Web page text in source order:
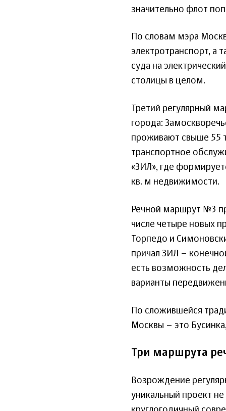
значительно флот
По словам мэра
электротранспорт, а
суда на
столицы в целом.
Третий регулярный
города:
проживают свыше 55
транспортное
«ЗИЛ», где
кв. м недвижимости.
Речной маршрут №3
числе четыре новых
Торпедо и
причал ЗИЛ –
есть возможность
варианты
По сложившейся
Москвы – это
Три маршрута
Возрождение
уникальный проект